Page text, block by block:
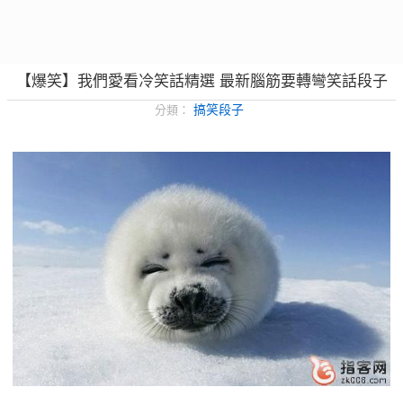
【爆笑】我們愛看冷笑話精選 最新腦筋要轉彎笑話段子
分類： 搞笑段子